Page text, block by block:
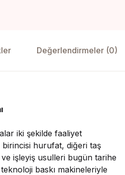
Değerlendirmeler (0)
iki şekilde faaliyet
hurufat, diğeri taş
ve işleyiş usulleri bugün tarihe
baskı makineleriyle